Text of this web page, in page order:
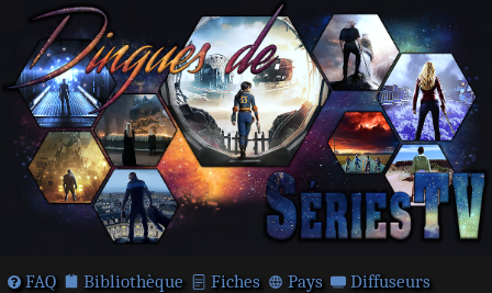
FAQ Bibliothèque Fiches Pays Diffuseurs